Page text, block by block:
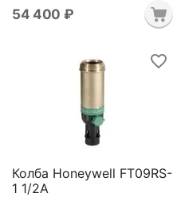
54 400 ₽
Колба Honeywell FT09RS-
1 1/2A